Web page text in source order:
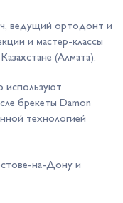
ведущий ортодонт и
и мастер-классы
(Алмата).
используют
брекеты Damon
технологией